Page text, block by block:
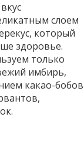
слоем
который
здоровье.
только
имбирь,
какао-бобов